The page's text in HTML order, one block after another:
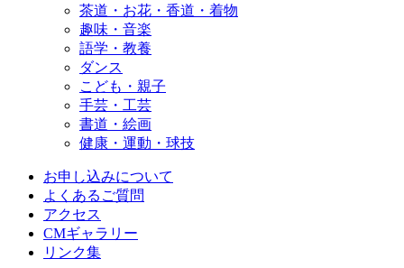
茶道・お花・香道・着物
趣味・音楽
語学・教養
ダンス
こども・親子
手芸・工芸
書道・絵画
健康・運動・球技
お申し込みについて
よくあるご質問
アクセス
CMギャラリー
リンク集